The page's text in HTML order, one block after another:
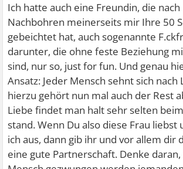
Ich hatte auch eine Freundin, die nach
Nachbohren meinerseits mir Ihre 50
gebeichtet hat, auch sogenannte
darunter, die ohne feste Beziehung
sind, nur so, just for fun. Und genau
Ansatz: Jeder Mensch sehnt sich nach
hierzu gehört nun mal auch der Rest
Liebe findet man halt sehr selten
stand. Wenn Du also diese Frau liebst
ich aus, dann gib ihr und vor allem dir
eine gute Partnerschaft. Denke